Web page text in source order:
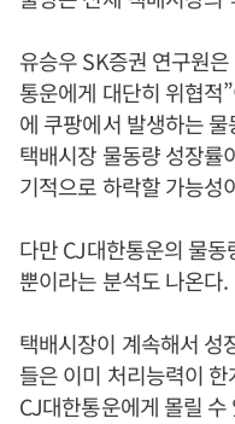
유승우 SK증권 연구원
통운에게 대단히 위협적
에 쿠팡에서 발생하는
택배시장 물동량 성장률
기적으로 하락할 가능성
다만 CJ대한통운의 물
뿐이라는 분석도 나온다.
택배시장이 계속해서 성
들은 이미 처리능력이
CJ대한통운에게 몰릴